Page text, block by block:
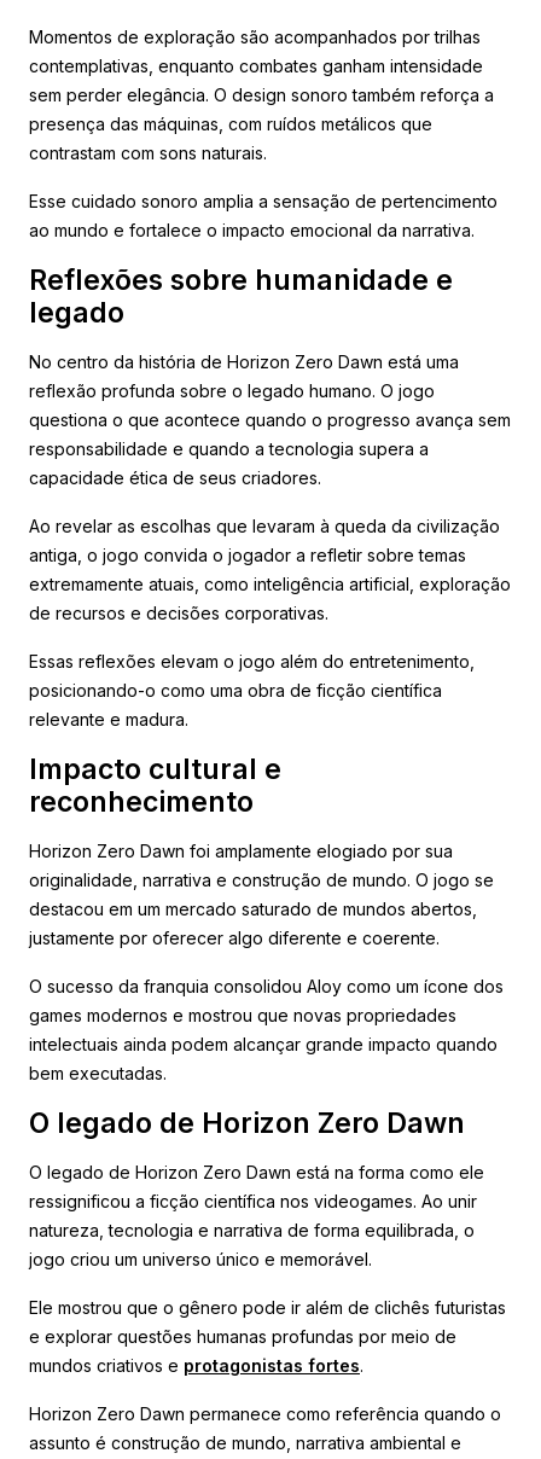
Momentos de exploração são acompanhados por trilhas
contemplativas, enquanto combates ganham intensidade
sem perder elegância. O design sonoro também reforça a
presença das máquinas, com ruídos metálicos que
contrastam com sons naturais.
Esse cuidado sonoro amplia a sensação de pertencimento
ao mundo e fortalece o impacto emocional da narrativa.
Reflexões sobre humanidade e
legado
No centro da história de Horizon Zero Dawn está uma
reflexão profunda sobre o legado humano. O jogo
questiona o que acontece quando o progresso avança sem
responsabilidade e quando a tecnologia supera a
capacidade ética de seus criadores.
Ao revelar as escolhas que levaram à queda da civilização
antiga, o jogo convida o jogador a refletir sobre temas
extremamente atuais, como inteligência artificial, exploração
de recursos e decisões corporativas.
Essas reflexões elevam o jogo além do entretenimento,
posicionando-o como uma obra de ficção científica
relevante e madura.
Impacto cultural e
reconhecimento
Horizon Zero Dawn foi amplamente elogiado por sua
originalidade, narrativa e construção de mundo. O jogo se
destacou em um mercado saturado de mundos abertos,
justamente por oferecer algo diferente e coerente.
O sucesso da franquia consolidou Aloy como um ícone dos
games modernos e mostrou que novas propriedades
intelectuais ainda podem alcançar grande impacto quando
bem executadas.
O legado de Horizon Zero Dawn
O legado de Horizon Zero Dawn está na forma como ele
ressignificou a ficção científica nos videogames. Ao unir
natureza, tecnologia e narrativa de forma equilibrada, o
jogo criou um universo único e memorável.
Ele mostrou que o gênero pode ir além de clichês futuristas
e explorar questões humanas profundas por meio de
mundos criativos e protagonistas fortes.
Horizon Zero Dawn permanece como referência quando o
assunto é construção de mundo, narrativa ambiental e